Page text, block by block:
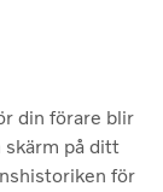
din förare blir
skärm på ditt
för